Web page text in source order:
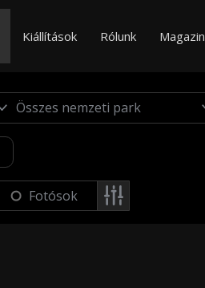
Kiállítások Rólunk Magazin
Fotósok